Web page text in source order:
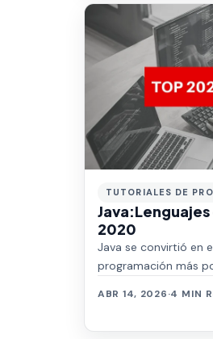
TUTORIALES DE
2020
Java se convirtió en
programación más
posiciones...
ABR 14, 2026·4 MIN